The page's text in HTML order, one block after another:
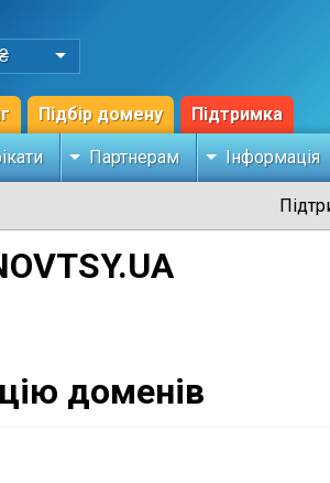
Підбір домену Підтримка
Партнерам Інформація
доменів